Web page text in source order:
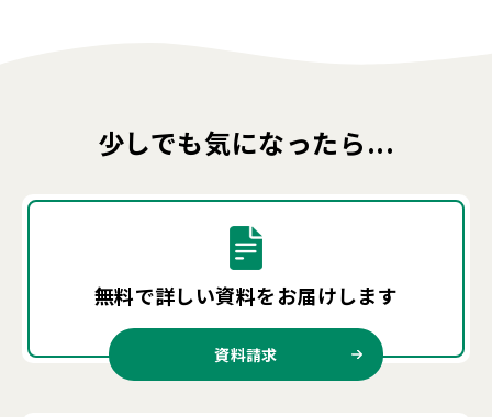
少しでも気になったら...
無料で詳しい資料をお届けします
資料請求